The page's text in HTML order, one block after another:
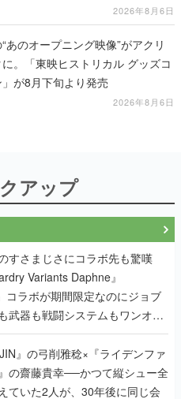
2026年8月6日
“あのオープニング映像”がアクリ
。「東映ヒストリカル グッズコ
が8月下旬より発売
2026年8月6日
アップ
すさまじさにコラボ先も驚嘆
Variants Daphne』
コラボが期間限定なのにジョブ
武器も戦闘システムもワンオフ
れた理由を両ディレクターに聞
』の弓削雅稔×『ライデンファ
の齋藤貴幸──かつて縦シュー全
ていた2人が、30年後に同じ会